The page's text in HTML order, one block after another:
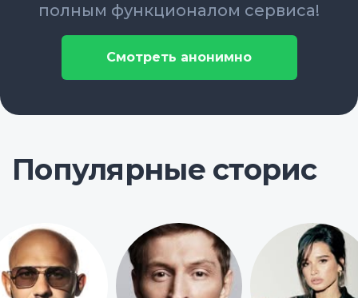
полным функционалом сервиса!
Смотреть анонимно
Популярные сторис